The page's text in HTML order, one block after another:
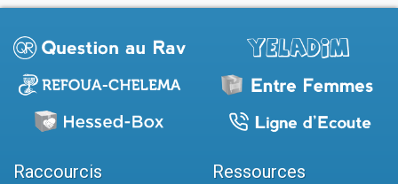
Raccourcis Ressources